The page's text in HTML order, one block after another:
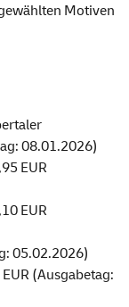
Motiven
08.01.2026)
EUR
EUR
05.02.2026)
(Ausgabetag: